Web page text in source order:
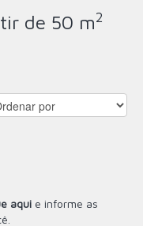
de 50 m2
aqui e informe as